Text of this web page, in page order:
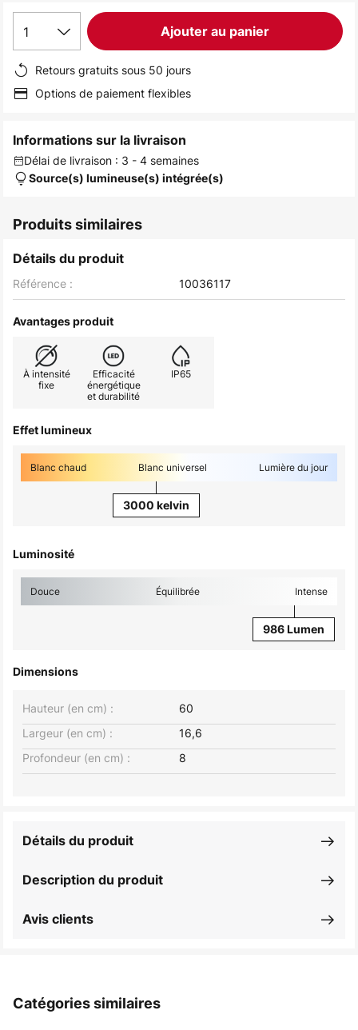
1 Ajouter au panier
Retours gratuits sous 50 jours
Options de paiement flexibles
Informations sur la livraison
Délai de livraison : 3 - 4 semaines
Source(s) lumineuse(s) intégrée(s)
Produits similaires
Détails du produit
Référence : 10036117
Avantages produit
À intensité
fixe
Efficacité
énergétique
et durabilité
IP65
Effet lumineux
Blanc chaud Blanc universel Lumière du jour
3000 kelvin
Luminosité
Douce Équilibrée Intense
986 Lumen
Dimensions
Largeur (en cm) : 16,6
Hauteur (en cm) : 60
Profondeur (en cm) : 8
Description du produit
Détails du produit
Avis clients
Catégories similaires